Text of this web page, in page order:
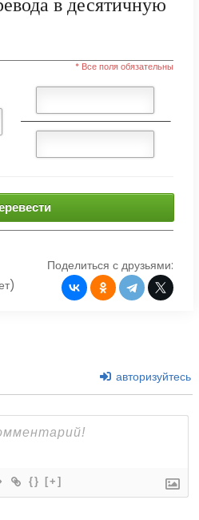
* Все поля обязательны
Поделиться с друзьями:
авторизуйтесь
{} [+]